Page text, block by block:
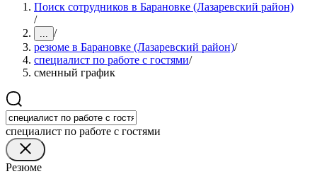
Поиск сотрудников в Барановке (Лазаревский район)
/
... /
резюме в Барановке (Лазаревский район)/
специалист по работе с гостями/
сменный график
специалист по работе с гостями
Резюме